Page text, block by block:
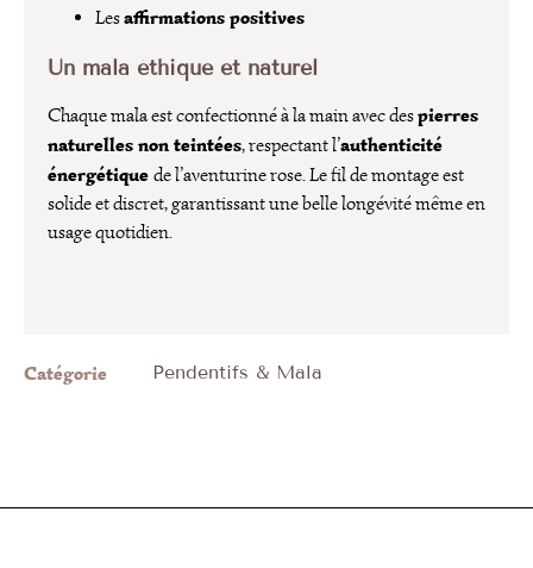
Lesaffirmations positives
Un mala éthique et naturel
Chaque mala est confectionné à la main avec despierres
naturelles non teintées, respectant l’authenticité
énergétique de l’aventurine rose. Le fil de montage est
solide et discret, garantissant une belle longévité même en
usage quotidien.
Catégorie Pendentifs & Mala